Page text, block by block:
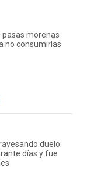
pasas morenas
no consumirlas
duelo:
días y fue